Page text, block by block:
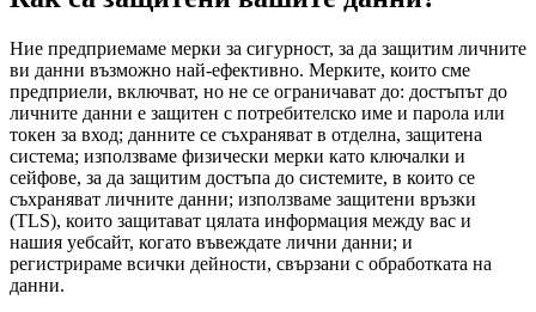
Ние предприемаме мерки за сигурност, за да защитим личните
ви данни възможно най-ефективно. Мерките, които сме
предприели, включват, но не се ограничават до: достъпът до
личните данни е защитен с потребителско име и парола или
токен за вход; данните се съхраняват в отделна, защитена
система; използваме физически мерки като ключалки и
сейфове, за да защитим достъпа до системите, в които се
съхраняват личните данни; използваме защитени връзки
(TLS), които защитават цялата информация между вас и
нашия уебсайт, когато въвеждате лични данни; и
регистрираме всички дейности, свързани с обработката на
данни.